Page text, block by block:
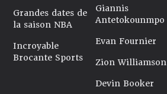
Grandes dates de
la saison NBA
Incroyable
Brocante Sports
Giannis
Antetokounmpo
Evan Fournier
Zion Williamson
Devin Booker